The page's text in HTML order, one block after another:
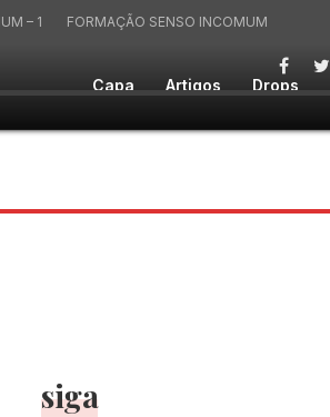
Capa Artigos Drops
– 1 FORMAÇÃO SENSO INCOMUM
siga